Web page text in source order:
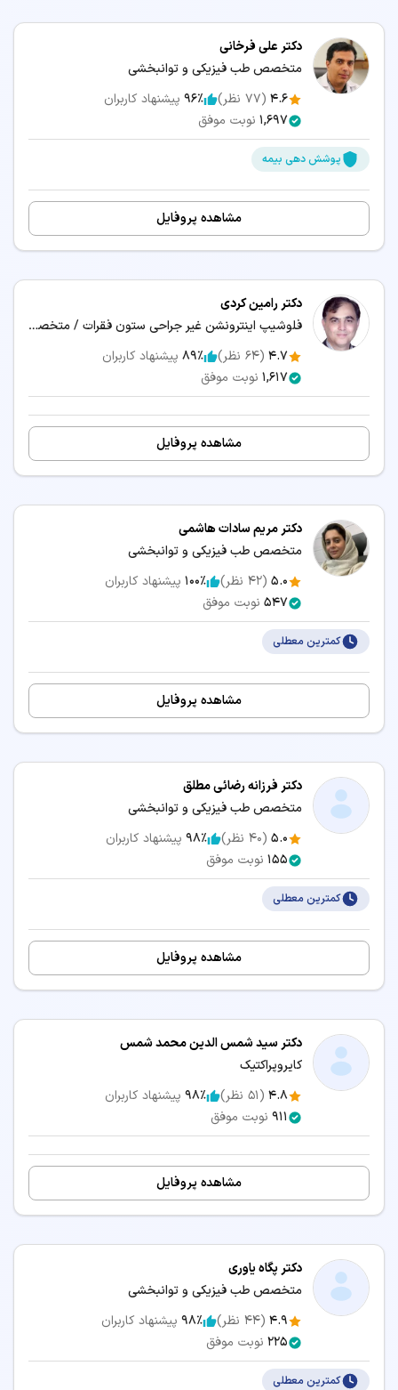
دکتر علی فرخانی
متخصص طب فیزیکی و توانبخشی
4.6
(
77 نظر) 96٪ پیشنهاد کاربران
1,697 نوبت موفق
پوشش دهی بیمه
مشاهده پروفایل
دکتر رامین کردی
فلوشیپ اینترونشن غیر جراحی ستون فقرات / متخصص پزشکی ورزشی
4.7
(
64 نظر) 89٪ پیشنهاد کاربران
1,617 نوبت موفق
مشاهده پروفایل
دکتر مریم سادات هاشمی
متخصص طب فیزیکی و توانبخشی
5.0
(
42 نظر) 100٪ پیشنهاد کاربران
547 نوبت موفق
کمترین معطلی
مشاهده پروفایل
دکتر فرزانه رضائی مطلق
متخصص طب فیزیکی و توانبخشی
5.0
(
40 نظر) 98٪ پیشنهاد کاربران
155 نوبت موفق
کمترین معطلی
مشاهده پروفایل
دکتر سید شمس الدین محمد شمس
کایروپراکتیک
4.8
(
51 نظر) 98٪ پیشنهاد کاربران
911 نوبت موفق
مشاهده پروفایل
دکتر پگاه یاوری
متخصص طب فیزیکی و توانبخشی
4.9
(
44 نظر) 98٪ پیشنهاد کاربران
225 نوبت موفق
کمترین معطلی